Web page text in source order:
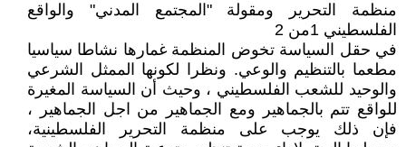
منظمة التحرير ومقولة "المجتمع المدني" والواقع
الفلسطيني 1من 2
في حقل السياسة تخوض المنظمة غمارها نشاطا سياسيا
مطعما بالتنظيم والوعي. ونظرا لكونها الممثل الشرعي
والوحيد للشعب الفلسطيني ، وحيث أن السياسة المغيرة
للواقع تتم بالجماهير ومع الجماهير من اجل الجماهير ،
فإن ذلك يوجب على منظمة التحرير الفلسطينية،